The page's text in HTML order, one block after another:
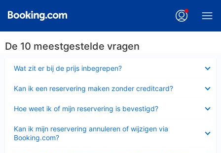
De 10 meestgestelde vragen
Wat zit er bij de prijs inbegrepen?
Kan ik een reservering maken zonder creditcard?
Hoe weet ik of mijn reservering is bevestigd?
Kan ik mijn reservering annuleren of wijzigen via
Booking.com?